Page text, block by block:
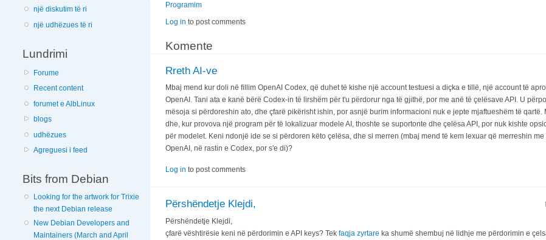
një diskutim të ri
një udhëzues të ri
Lundrimi
Forume
Recent content
forumet e AlbLinux
blogs
udhëzues
Agreguesi i feed
Bits from Debian
Looking for the artwork for Trixie
the next Debian release
New Debian Developers and
Maintainers (March and April
Programim
Log in to post comments
Komente
Rreth AI-ve
Mbaj mend kur doli në fillim OpenAI Codex, që duhet të kishe një account testuesi a diçka e tillë, një account të
OpenAI. Tani ata e kanë bërë Codex-in të lirshëm për t'u përdorur nga të gjithë, por me anë të çelësave API. U
mësoja si përdoreshin ato, dhe çfarë pikërisht ishin, por asnjë burim informacioni nuk e jepte mjaftueshëm të qartë.
dhe, kur provova një program për të lokalizuar modele AI, thoshte se suportonte dhe çelësa API, por nuk kishte
për modelet. Keni ndonjë ide se si përdoren këto çelësa, dhe si merren (mbaj mend të kem lexuar që merreshin
OpenAI, në rastin e Codex, por s'e di)?
Log in to post comments
Përshëndetje Klejdi,
Përshëndetje Klejdi,
çfarë vështirësie keni në përdorimin e API keys? Tek faqja zyrtare ka shumë shembuj në lidhje me përdorimin e